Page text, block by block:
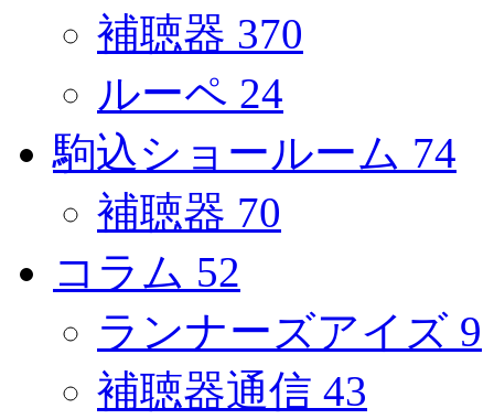
補聴器 370
ルーペ 24
駒込ショールーム 74
補聴器 70
コラム 52
ランナーズアイズ 9
補聴器通信 43